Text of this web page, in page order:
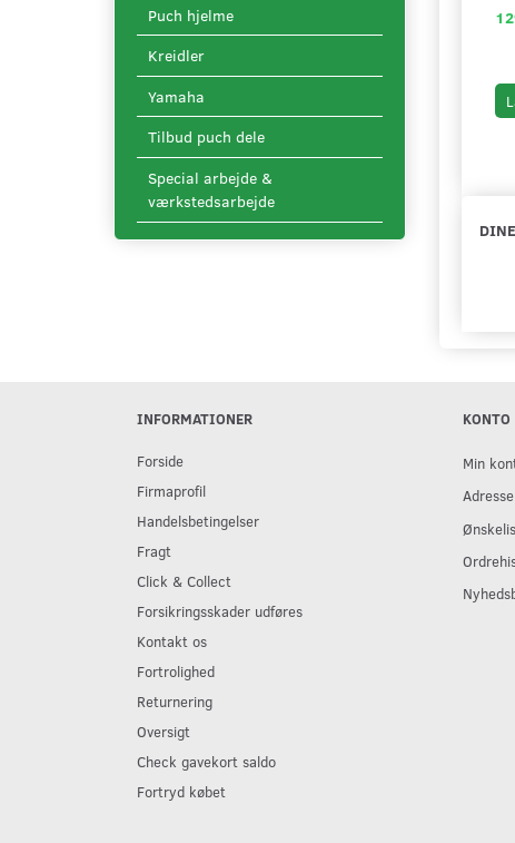
Puch hjelme
Kreidler
Yamaha
Tilbud puch dele
Special arbejde &
værkstedsarbejde
INFORMATIONER
Forside
Firmaprofil
Handelsbetingelser
Fragt
Click & Collect
Forsikringsskader udføres
Kontakt os
Fortrolighed
Returnering
Oversigt
Check gavekort saldo
Fortryd købet
KONTO
Min